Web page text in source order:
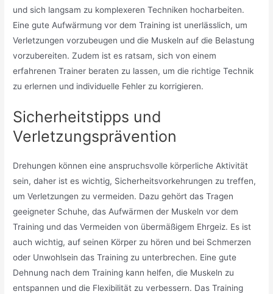
und sich langsam zu komplexeren Techniken hocharbeiten.
Eine gute Aufwärmung vor dem Training ist unerlässlich, um
Verletzungen vorzubeugen und die Muskeln auf die Belastung
vorzubereiten. Zudem ist es ratsam, sich von einem
erfahrenen Trainer beraten zu lassen, um die richtige Technik
zu erlernen und individuelle Fehler zu korrigieren.
Sicherheitstipps und
Verletzungsprävention
Drehungen können eine anspruchsvolle körperliche Aktivität
sein, daher ist es wichtig, Sicherheitsvorkehrungen zu treffen,
um Verletzungen zu vermeiden. Dazu gehört das Tragen
geeigneter Schuhe, das Aufwärmen der Muskeln vor dem
Training und das Vermeiden von übermäßigem Ehrgeiz. Es ist
auch wichtig, auf seinen Körper zu hören und bei Schmerzen
oder Unwohlsein das Training zu unterbrechen. Eine gute
Dehnung nach dem Training kann helfen, die Muskeln zu
entspannen und die Flexibilität zu verbessern. Das Training